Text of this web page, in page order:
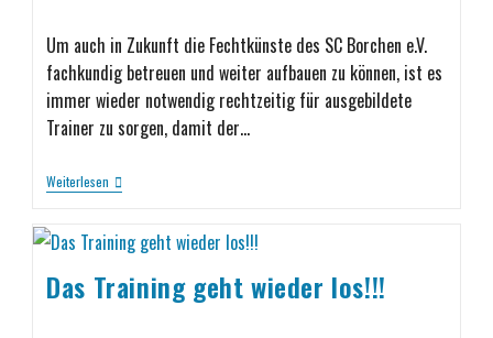
Um auch in Zukunft die Fechtkünste des SC Borchen e.V.
fachkundig betreuen und weiter aufbauen zu können, ist es
immer wieder notwendig rechtzeitig für ausgebildete
Trainer zu sorgen, damit der…
Weiterlesen
Das Training geht wieder los!!!